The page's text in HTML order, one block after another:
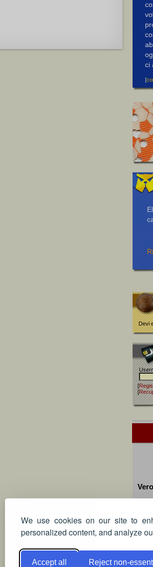
We use cookies on our site to
personalized content, and analyze
Accept all Reject non-
ci
[
Devi
[
[